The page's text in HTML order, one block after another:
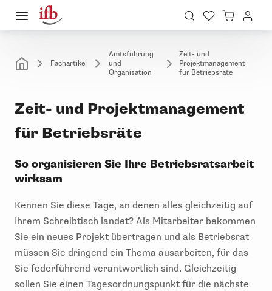
Fachartikel
Amtsführung
und
Organisation
Zeit- und
Projektmanagement
für Betriebsräte
Zeit- und Projektmanagement
für Betriebsräte
So organisieren Sie Ihre Betriebsratsarbeit
wirksam
Kennen Sie diese Tage, an denen alles gleichzeitig auf
Ihrem Schreibtisch landet? Als Mitarbeiter bekommen
Sie ein neues Projekt übertragen und als Betriebsrat
müssen Sie dringend ein Thema ausarbeiten, für das
Sie federführend verantwortlich sind. Gleichzeitig
sollen Sie einen Tagesordnungspunkt für die nächste